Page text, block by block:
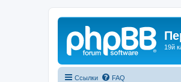
19й
Ссылки FAQ